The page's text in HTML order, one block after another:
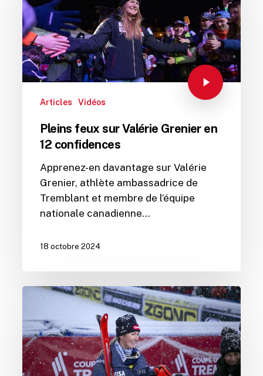
Articles Vidéos
Pleins feux sur Valérie Grenier en
12 confidences
Apprenez-en davantage sur Valérie
Grenier, athlète ambassadrice de
Tremblant et membre de l’équipe
nationale canadienne…
18 octobre 2024